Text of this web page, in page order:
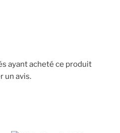
ayant acheté ce produit
un avis.